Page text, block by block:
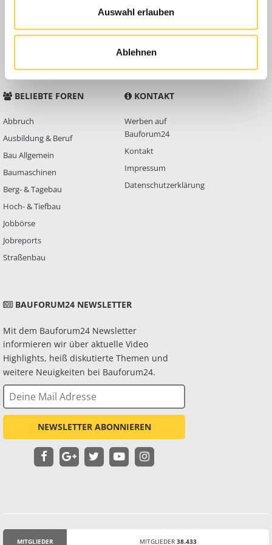
Auswahl erlauben
Ablehnen
Anleitungen
FAQ
Community Regeln
BELIEBTE FOREN
Abbruch
Ausbildung & Beruf
Bau Allgemein
Baumaschinen
Berg- & Tagebau
Hoch- & Tiefbau
Jobbörse
Jobreports
Straßenbau
KONTAKT
Werben auf
Bauforum24
Kontakt
Impressum
Datenschutzerklärung
BAUFORUM24 NEWSLETTER
Mit dem Bauforum24 Newsletter
informieren wir über aktuelle Video
Highlights, heiß diskutierte Themen und
weitere Neuigkeiten bei Bauforum24.
NEWSLETTER ABONNIEREN
MITGLIEDER MITGLIEDER 38.433